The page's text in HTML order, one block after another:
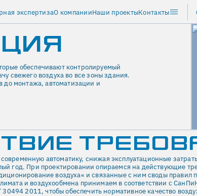
экспертизаО компанииНаши проектыКонтакты
обеспечивают контролируемый
свежего воздуха во все зоны здания.
до монтажа, автоматизации и
автоматику, снижая эксплуатационные
год. При проектировании опираемся на действующие
воздуха« и связанные с ним своды правил
и воздухообмена принимаем в соответствии с
2011, чтобы обеспечить нормативное качество